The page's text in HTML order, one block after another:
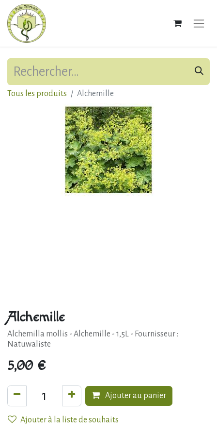
Tous les produits Alchemille
Alchemille
Alchemilla mollis - Alchemille - 1,5L - Fournisseur :
Natuwaliste
5,00€
Ajouter au panier
Ajouter à la liste de souhaits